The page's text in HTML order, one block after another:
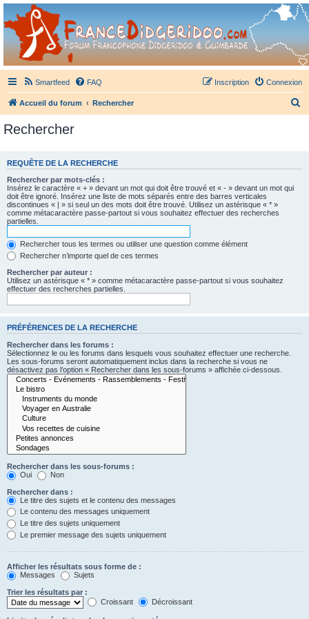
France Didgeridoo
Didgeridoo et Guimbarde sur France Didgeridoo - retrouvez la communauté.
Smartfeed FAQ Connexion
Inscription
Accueil du forum Rechercher
e
Rechercher
REQUÊTE DE LA RECHERCHE
Rechercher par mots-clés :
Insérez le caractère « + » devant un mot qui doit être trouvé et « - » devant un mot qui
doit être ignoré. Insérez une liste de mots séparés entre des barres verticales
discontinues « | » si seul un des mots doit être trouvé. Utilisez un astérisque « * »
comme métacaractère passe-partout si vous souhaitez effectuer des recherches
partielles.
Rechercher tous les termes ou utiliser une question comme élément
Rechercher n’importe quel de ces termes
Rechercher par auteur :
Utilisez un astérisque « * » comme métacaractère passe-partout si vous souhaitez
effectuer des recherches partielles.
PRÉFÉRENCES DE LA RECHERCHE
Rechercher dans les forums :
Sélectionnez le ou les forums dans lesquels vous souhaitez effectuer une recherche.
Les sous-forums seront automatiquement inclus dans la recherche si vous ne
désactivez pas l’option « Rechercher dans les sous-forums » affichée ci-dessous.
Rechercher dans les sous-forums :
Oui
Non
Rechercher dans :
Le titre des sujets et le contenu des messages
Le contenu des messages uniquement
Le titre des sujets uniquement
Le premier message des sujets uniquement
Afficher les résultats sous forme de :
Messages
Sujets
Trier les résultats par :
Croissant
Décroissant